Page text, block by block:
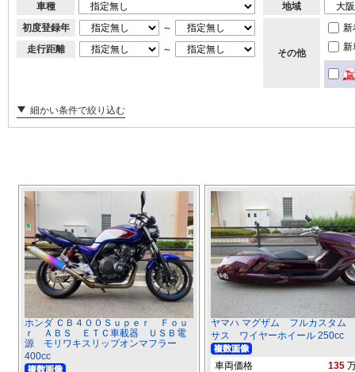
車種
初度登録年
～
走行距離
～
地域
その他
新
新
細かい条件で絞り込む
ホンダ ＣＢ４００Ｓｕｐｅｒ Ｆｏｕ
ｒ ＡＢＳ ＥＴＣ車載器 ＵＳＢ電
源 モリワキスリップオンマフラー
400cc
ヤマハ マグザム フルカスタム
サス ワイヤーホイール 250cc
車両価格 135